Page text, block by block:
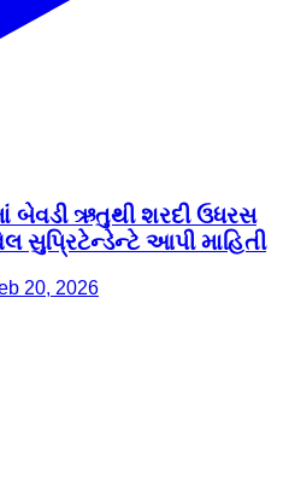
બેવડી ઋતુથી શરદી ઉધરસ
સુપ્રિટેન્ડેન્ટે આપી માહિતી
20, 2026